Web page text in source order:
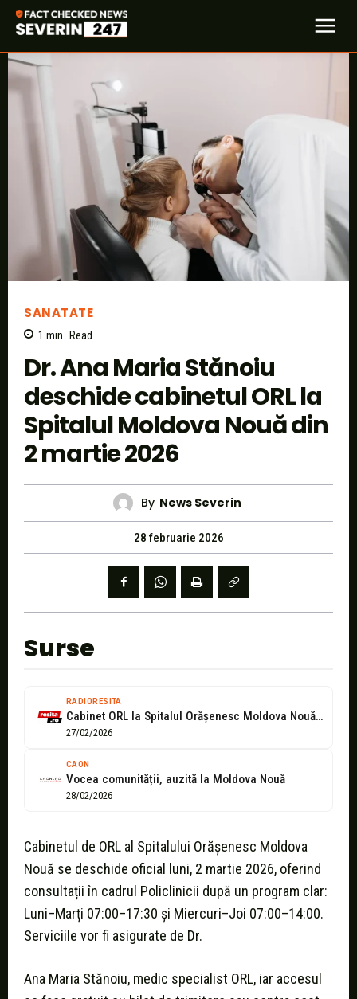
SANATATE
1 min. Read
Dr. Ana Maria Stănoiu
deschide cabinetul ORL la
Spitalul Moldova Nouă din
2 martie 2026
By News Severin
28 februarie 2026
Surse
RADIORESITA
Cabinet ORL la Spitalul Orășenesc Moldova Nouă. Servicii medicale de specialitate din...
27/02/2026
CAON
Vocea comunității, auzită la Moldova Nouă
28/02/2026
Cabinetul de ORL al Spitalului Orășenesc Moldova
Nouă se deschide oficial luni, 2 martie 2026, oferind
consultații în cadrul Policlinicii după un program clar:
Luni–Marți 07:00–17:30 şi Miercuri–Joi 07:00–14:00.
Serviciile vor fi asigurate de Dr.
Ana Maria Stănoiu, medic specialist ORL, iar accesul